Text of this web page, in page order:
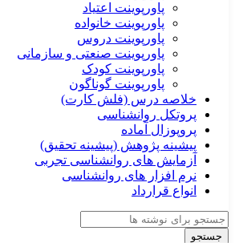
پاورپوینت اعتیاد
پاورپوینت خانواده
پاورپوینت دروس
پاورپوینت صنعتی و سازمانی
پاورپوینت کودک
پاورپوینت گوناگون
خلاصه درس (فلش کارت)
پروتکل روانشناسی
پروپوزال آماده
پیشینه پژوهش (پیشینه تحقیق)
آزمایش های روانشناسی تجربی
نرم افزار های روانشناسی
انواع قرارداد
جستجو